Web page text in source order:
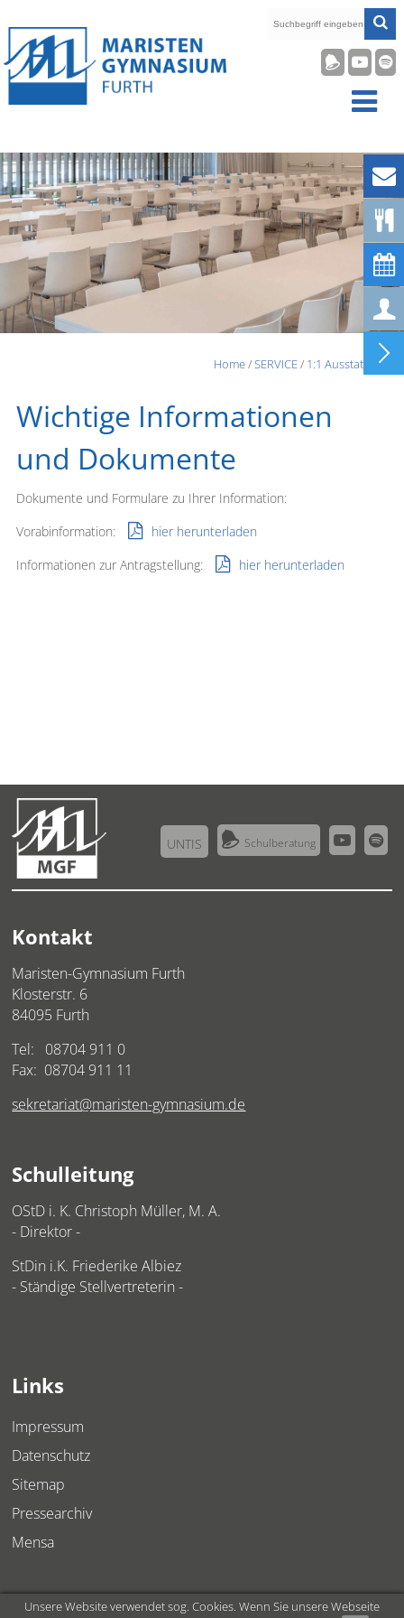
Unsere Website verwendet sog. Cookies. Wenn Sie unsere Webseite





Home/SERVICE/ 1:1 Ausstattung
Wichtige Informationen
und Dokumente
Dokumente und Formulare zu Ihrer Information:
Vorabinformation:
hier herunterladen
Informationen zur Antragstellung:
hier herunterladen


 Schulberatung
UNTIS
Kontakt
Maristen-Gymnasium Furth
Klosterstr. 6
84095 Furth
Tel: 08704 911 0
Fax: 08704 911 11
sekretariat@maristen-gymnasium.de
Schulleitung
OStD i. K. Christoph Müller, M. A.
- Direktor -
StDin i.K. Friederike Albiez
- Ständige Stellvertreterin -
Links
Impressum
Datenschutz
Sitemap
Pressearchiv
Mensa




